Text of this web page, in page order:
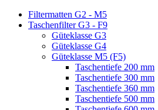
Filtermatten G2 - M5
Taschenfilter G3 - F9
Güteklasse G3
Güteklasse G4
Güteklasse M5 (F5)
Taschentiefe 200 mm
Taschentiefe 300 mm
Taschentiefe 360 mm
Taschentiefe 500 mm